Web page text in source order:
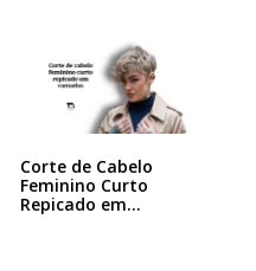
Corte de Cabelo
Feminino Curto
Repicado em